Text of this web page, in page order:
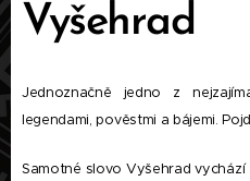
Vyšehrad
Jednoznačně jedno z
legendami, pověstmi a bájemi.
Samotné slovo Vyšehrad